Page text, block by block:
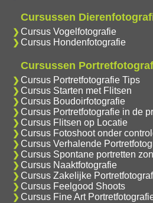
Cursussen
Cursus Vogelfotografie
Cursus Hondenfotografie
Cursussen
Cursus Portretfotografie Tips
Cursus Starten met Flitsen
Cursus Boudoirfotografie
Cursus Portretfotografie in de
Cursus Flitsen op Locatie
Cursus Fotoshoot onder
Cursus Verhalende
Cursus Spontane portretten
Cursus Naaktfotografie
Cursus Zakelijke
Cursus Feelgood Shoots
Cursus Fine Art